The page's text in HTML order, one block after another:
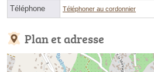
Téléphone Téléphoner au cordonnier
Plan et adresse